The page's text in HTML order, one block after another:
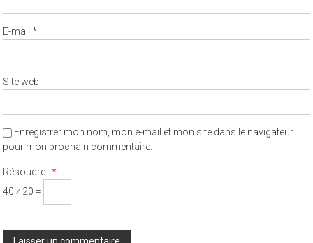
E-mail*
Site web
Enregistrer mon nom, mon e-mail et mon site dans le navigateur
pour mon prochain commentaire.
Résoudre :*
40 ⁄ 20 =